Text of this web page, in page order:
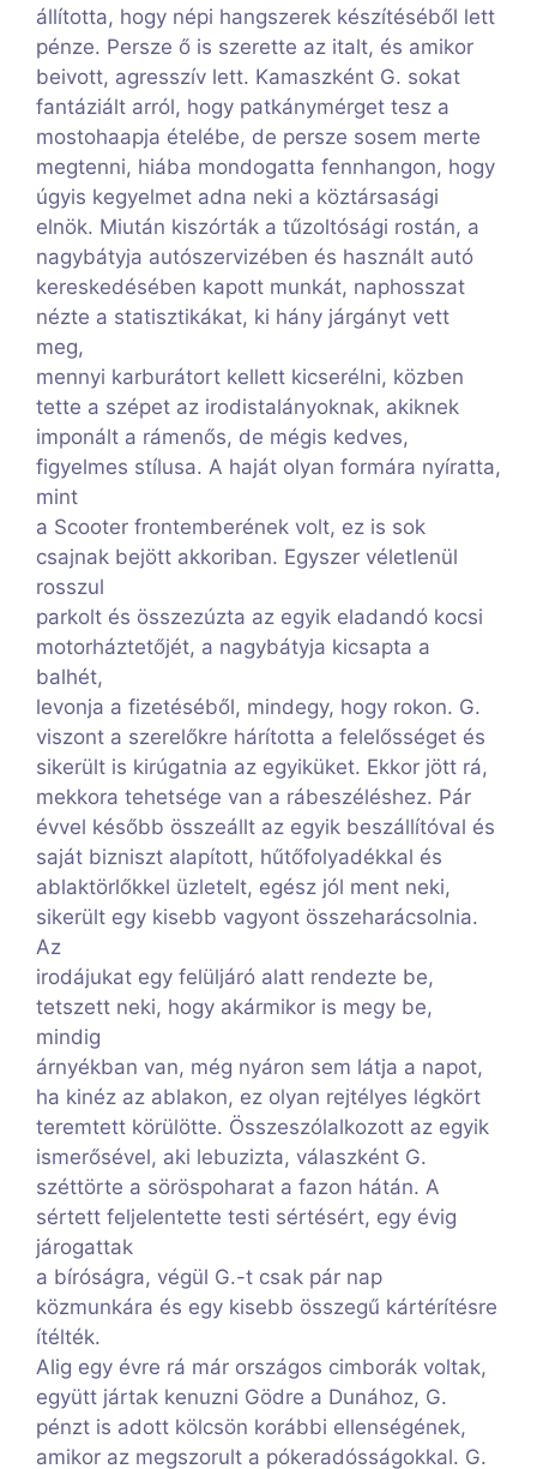
állította, hogy népi hangszerek készítéséből lett
pénze. Persze ő is szerette az italt, és amikor
beivott, agresszív lett. Kamaszként G. sokat
fantáziált arról, hogy patkánymérget tesz a
mostohaapja ételébe, de persze sosem merte
megtenni, hiába mondogatta fennhangon, hogy
úgyis kegyelmet adna neki a köztársasági
elnök. Miután kiszórták a tűzoltósági rostán, a
nagybátyja autószervizében és használt autó
kereskedésében kapott munkát, naphosszat
nézte a statisztikákat, ki hány járgányt vett
meg,
mennyi karburátort kellett kicserélni, közben
tette a szépet az irodistalányoknak, akiknek
imponált a rámenős, de mégis kedves,
figyelmes stílusa. A haját olyan formára nyíratta,
mint
a Scooter frontemberének volt, ez is sok
csajnak bejött akkoriban. Egyszer véletlenül
rosszul
parkolt és összezúzta az egyik eladandó kocsi
motorháztetőjét, a nagybátyja kicsapta a
balhét,
levonja a fizetéséből, mindegy, hogy rokon. G.
viszont a szerelőkre hárította a felelősséget és
sikerült is kirúgatnia az egyiküket. Ekkor jött rá,
mekkora tehetsége van a rábeszéléshez. Pár
évvel később összeállt az egyik beszállítóval és
saját bizniszt alapított, hűtőfolyadékkal és
ablaktörlőkkel üzletelt, egész jól ment neki,
sikerült egy kisebb vagyont összeharácsolnia.
Az
irodájukat egy felüljáró alatt rendezte be,
tetszett neki, hogy akármikor is megy be,
mindig
árnyékban van, még nyáron sem látja a napot,
ha kinéz az ablakon, ez olyan rejtélyes légkört
teremtett körülötte. Összeszólalkozott az egyik
ismerősével, aki lebuzizta, válaszként G.
széttörte a söröspoharat a fazon hátán. A
sértett feljelentette testi sértésért, egy évig
járogattak
a bíróságra, végül G.-t csak pár nap
közmunkára és egy kisebb összegű kártérítésre
ítélték.
Alig egy évre rá már országos cimborák voltak,
együtt jártak kenuzni Gödre a Dunához, G.
pénzt is adott kölcsön korábbi ellenségének,
amikor az megszorult a pókeradósságokkal. G.